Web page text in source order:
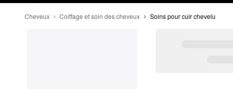
Cheveux Coiffage et soin des cheveux Soins pour cuir chevelu